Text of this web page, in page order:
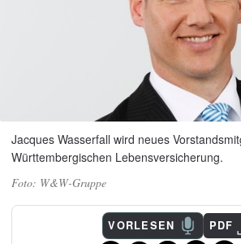
Jacques Wasserfall wird neues
Württembergischen Lebensversicherung.
W&W-Gruppe
VORLESEN PDF